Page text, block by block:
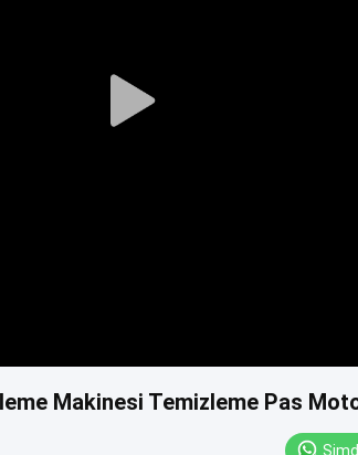
Play
Makinesi Temizleme Pas